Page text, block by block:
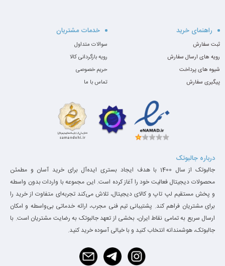
قابلیت جدا شدن نمایشگر
یکی از ویژگی‌های کلیدیSurface Book
امکان جدا کردن نمایشگر از
کیبورد است که آن را به یک تبلت قدرتمند تبدیل می‌کند. این ویژگی به
لطف لولای خاص مایکروسافت امکان‌پذیر شده و برای طراحان،
دانشجویان و کاربران حرفه‌ای که به یک تبلت قدرتمند با سیستم‌عامل
ویندوز نیاز دارند، بسیار کاربردی است.
راهنمای خرید
ثبت سفارش
رویه های ارسال سفارش
شیوه های پرداخت
پیگیری سفارش
خدمات مشتریان
سوالات متداول
رویه بازگردانی کالا
حریم خصوصی
تماس با ما
درباره جالبوتک
جالبوتک از سال 1400 با هدف ایجاد بستری ایده‌آل برای خرید آسان و مطمئن
محصولات دیجیتال فعالیت خود را آغاز کرده است. این مجموعه با واردات بدون واسطه
و پخش مستقیم لپ تاپ و کالای دیجیتال، تلاش می‌کند تجربه‌ای متفاوت از خرید را
برای مشتریان فراهم کند. پشتیبانی تیم فنی مجرب، ارائه خدماتی بی‌واسطه و امکان
ارسال سریع به تمامی نقاط ایران، بخشی از تعهد جالبوتک به رضایت مشتریان است. با
جالبوتک، هوشمندانه انتخاب کنید و با خیالی آسوده خرید کنید.